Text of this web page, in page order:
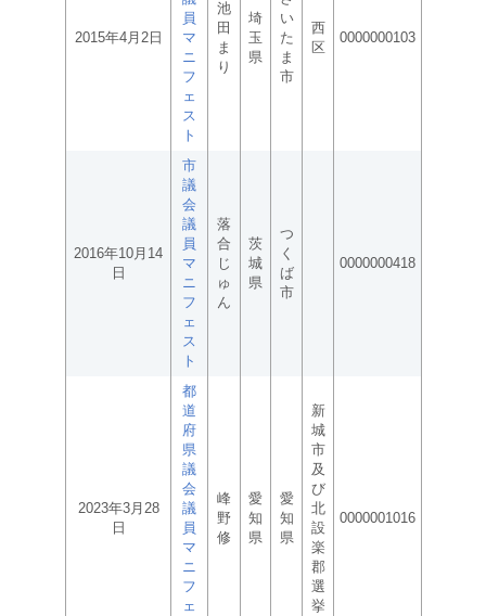
2015年4月2日
員
マ
ニ
フ
ェ
ス
ト
池
田
ま
り
埼
玉
県
い
た
ま
市
西
区
0000000103
2016年10月14
日
市
議
会
議
員
マ
ニ
フ
ェ
ス
ト
落
合
じ
ゅ
ん
茨
城
県
つ
く
ば
市
0000000418
2023年3月28
日
都
道
府
県
議
会
議
員
マ
ニ
フ
ェ
峰
野
修
愛
知
県
愛
知
県
新
城
市
及
び
北
設
楽
郡
選
挙
0000001016